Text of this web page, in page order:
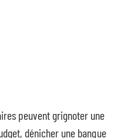
peuvent grignoter une
dénicher une banque